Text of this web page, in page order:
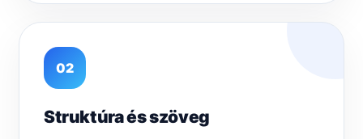
02
Struktúra és szöveg